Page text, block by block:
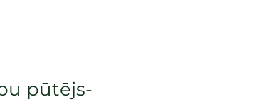
pūtējs-